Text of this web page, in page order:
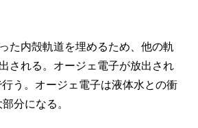
た内殻軌道を埋めるため、他の軌
される。オージェ電子が放出され
う。オージェ電子は液体水との衝
分になる。